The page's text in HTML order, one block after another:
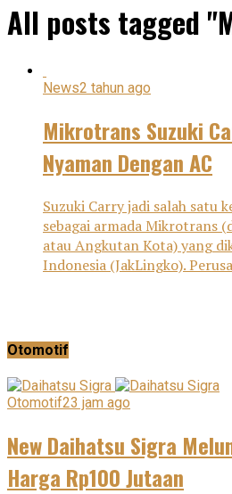
All posts tagged
News2 tahun ago
Mikrotrans Suzuki
Nyaman Dengan AC
Suzuki Carry jadi salah satu
sebagai armada Mikrotrans
atau Angkutan Kota) yang
Indonesia (JakLingko).
Otomotif
Otomotif23 jam ago
New Daihatsu Sigra
Harga Rp100 Jutaan